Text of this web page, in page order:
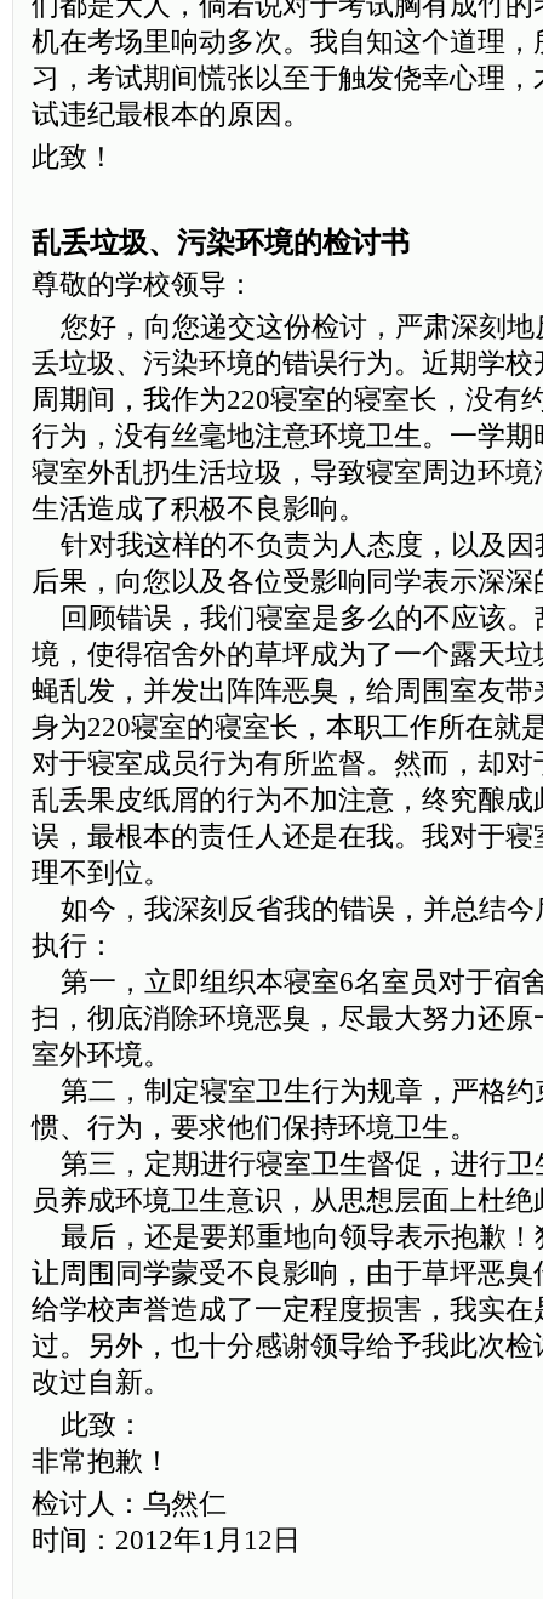
机在考场里响动多次。我自知这个道理
习，考试期间慌张以至于触发侥幸心理
试违纪最根本的原因。
此致！
乱丢垃圾、污染环境的检讨书
尊敬的学校领导：
您好，向您递交这份检讨，严肃深刻地
丢垃圾、污染环境的错误行为。近期学
周期间，我作为220寝室的寝室长，没有
行为，没有丝毫地注意环境卫生。一学
寝室外乱扔生活垃圾，导致寝室周边环
生活造成了积极不良影响。
针对我这样的不负责为人态度，以及因
后果，向您以及各位受影响同学表示深深
回顾错误，我们寝室是多么的不应该。
境，使得宿舍外的草坪成为了一个露天
蝇乱发，并发出阵阵恶臭，给周围室友
身为220寝室的寝室长，本职工作所在就
对于寝室成员行为有所监督。然而，却
乱丢果皮纸屑的行为不加注意，终究酿
误，最根本的责任人还是在我。我对于
理不到位。
如今，我深刻反省我的错误，并总结今
执行：
第一，立即组织本寝室6名室员对于宿
扫，彻底消除环境恶臭，尽最大努力还
室外环境。
第二，制定寝室卫生行为规章，严格约
惯、行为，要求他们保持环境卫生。
第三，定期进行寝室卫生督促，进行卫
员养成环境卫生意识，从思想层面上杜
最后，还是要郑重地向领导表示抱歉！
让周围同学蒙受不良影响，由于草坪恶
给学校声誉造成了一定程度损害，我实
过。另外，也十分感谢领导给予我此次
改过自新。
此致：
非常抱歉！
检讨人：乌然仁
时间：2012年1月12日